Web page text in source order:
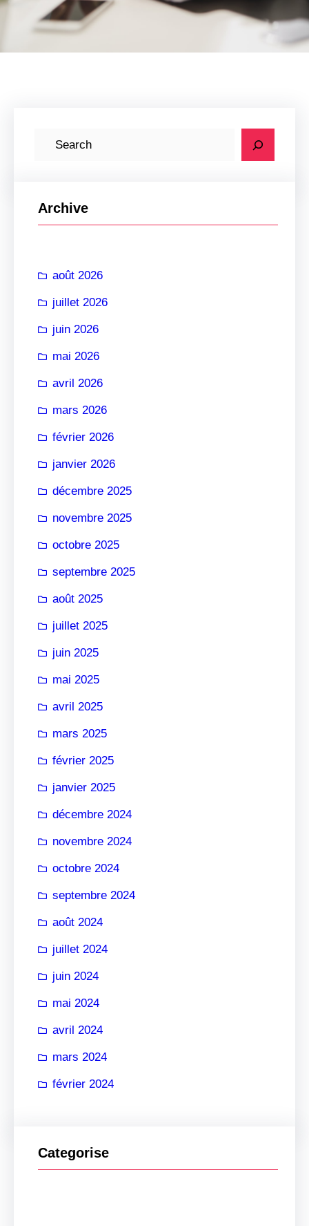
h
e
Archive
août 2026
juillet 2026
juin 2026
mai 2026
avril 2026
mars 2026
février 2026
janvier 2026
décembre 2025
novembre 2025
octobre 2025
septembre 2025
août 2025
juillet 2025
juin 2025
mai 2025
avril 2025
mars 2025
février 2025
janvier 2025
décembre 2024
novembre 2024
octobre 2024
septembre 2024
août 2024
juillet 2024
juin 2024
mai 2024
avril 2024
mars 2024
février 2024
Categorise